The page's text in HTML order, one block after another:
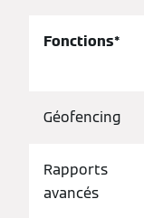
Fonctions*
Géofencing
Rapports
avancés